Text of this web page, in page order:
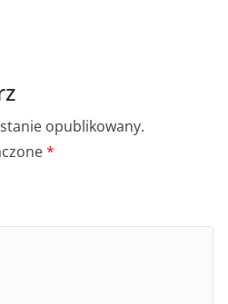
opublikowany.
*